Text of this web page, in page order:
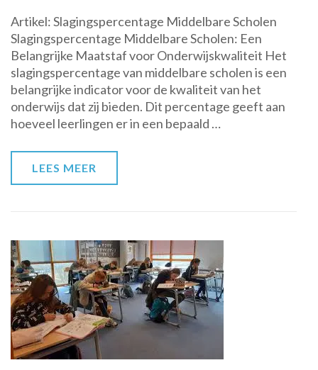
van
het
Slagingspercentage
op
Middelbare
Scholen
in
Artikel: Slagingspercentage Middelbare Scholen
Slagingspercentage Middelbare Scholen: Een
Belangrijke Maatstaf voor Onderwijskwaliteit Het
slagingspercentage van middelbare scholen is een
belangrijke indicator voor de kwaliteit van het
onderwijs dat zij bieden. Dit percentage geeft aan
hoeveel leerlingen er in een bepaald …
LEES MEER